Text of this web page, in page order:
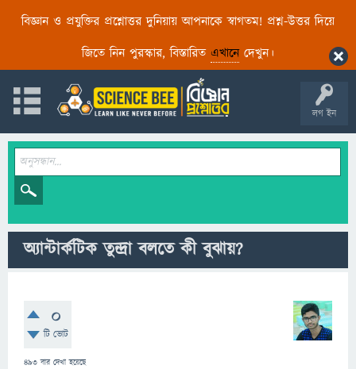
বিজ্ঞান ও প্রযুক্তির প্রশ্নোত্তর দুনিয়ায় আপনাকে স্বাগতম! প্রশ্ন-উত্তর দিয়ে
জিতে নিন পুরস্কার, বিস্তারিত এখানেদেখুন।
লগ ইন
অ্যান্টার্কটিক তুন্দ্রা বলতে কী বুঝায়?
0
টি ভোট
493 বার দেখা হয়েছে